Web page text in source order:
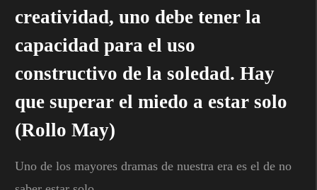
creatividad, uno debe tener la
capacidad para el uso
constructivo de la soledad. Hay
que superar el miedo a estar solo
(Rollo May)
Uno de los mayores dramas de nuestra era es el de no